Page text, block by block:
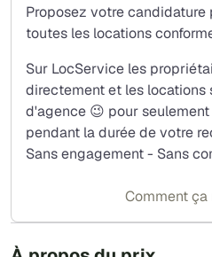
Proposez votre candidature
toutes les locations
Sur LocService les
directement et les locations
d'agence 😉 pour
pendant la durée de votre
Sans engagement - Sans
Comment ça